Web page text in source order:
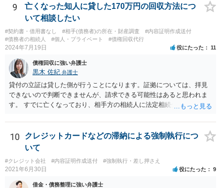
し、やむを得ず、返還金23万円及びこれに対する遅延損害金の支払い
を求める民事訴訟、支払督促その他必要な法的手続を直ちに講じま
す。 その際には、訴訟に要する費用その他法令上認められる金員につ
いても併せて請求する予定ですので、あらかじめ申し添えます。 本件
は、貴殿自らが契約を解約したことによって生じた返還義務の履行を
の内部事情は、私に対する返還義務の発生や履行時期には何ら影響を
及ぼすものではありません。 これ以上、本件の解決を不必要に遅延さ
せることなく、誠意をもって速やかに返金手続を履行されるよう、強
く求めます。 以上
9
亡くなった知人に貸した170万円の回収方法につ
いて相談したい
#契約書・借用書なし #相手(債務者)の所在・財産調査
#内容証明作成送付
#債務者の相続人
#個人・プライベート #債権回収代行
2024年7月19日 役にたった 11
債権回収に強い弁護士
黒木 佐紀 弁護士
貸付の立証は貸した側が行うことになります。証拠については、拝見
できないので判断できませんが、請求できる可能性はあると思われま
す。 すでに亡くなっており、相手方の相続人に法定相続分に応じて請
が難しくなります。 お早めに相続人に請求していくか、それが難しい
場合は、弁護士に相談されるのがよろしいかと思います。
10
クレジットカードなどの滞納による強制執行につ
いて
#クレジット会社 #内容証明作成送付 #強制執行・差し押さえ
2021年6月30日 役にたった 9
借金・債務整理に強い弁護士